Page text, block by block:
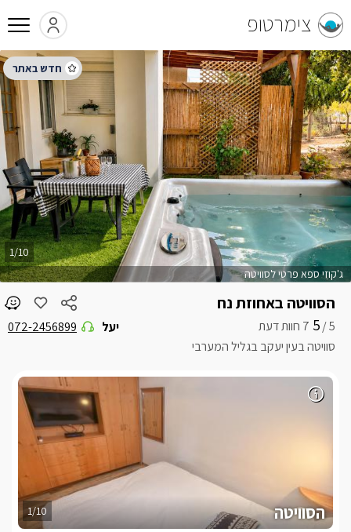
צימרטופ
הסוויטה באחוזת נח
5 /
5
סוויטה בעין יעקב בגליל המערבי
יעל 072-2456899
ג'קוזי ספא פרטי לסוויטה
1/10
1/10 הסוויטה